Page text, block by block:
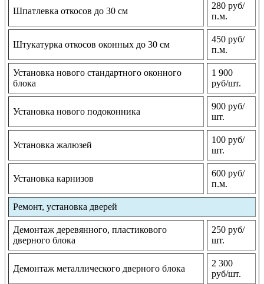
Шпатлевка откосов до 30 см
280 руб/
п.м.
Штукатурка откосов оконных до 30 см
450 руб/
п.м.
Установка нового стандартного оконного
блока
1 900
руб/шт.
Установка нового подоконника
900 руб/
шт.
Установка жалюзей
100 руб/
шт.
Установка карнизов
600 руб/
п.м.
Ремонт, установка дверей
Демонтаж деревянного, пластикового
дверного блока
250 руб/
шт.
Демонтаж металлического дверного блока
2 300
руб/шт.